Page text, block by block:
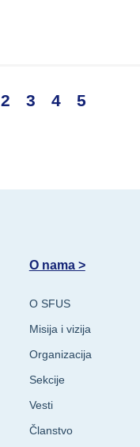
2 3 4 5
O nama >
O SFUS
Misija i vizija
Organizacija
Sekcije
Vesti
Članstvo